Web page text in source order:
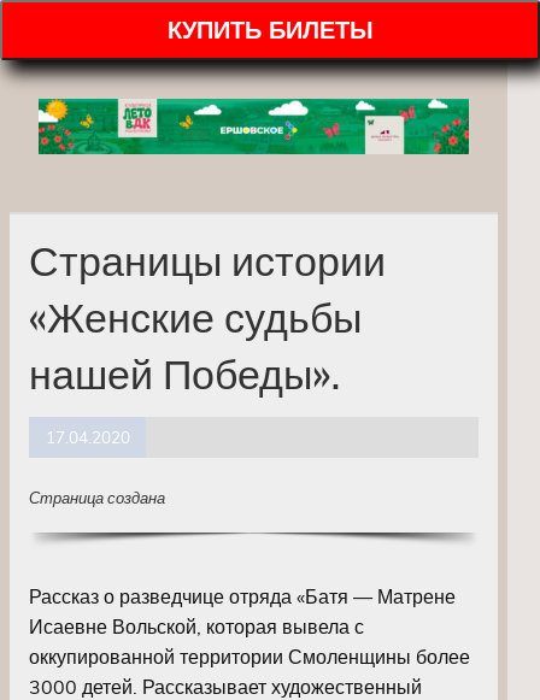
КУПИТЬ БИЛЕТЫ
Страницы истории
«Женские судьбы
нашей Победы».
17.04.2020
Страница создана
Рассказ о разведчице отряда «Батя — Матрене
Исаевне Вольской, которая вывела с
оккупированной территории Смоленщины более
3000 детей. Рассказывает художественный